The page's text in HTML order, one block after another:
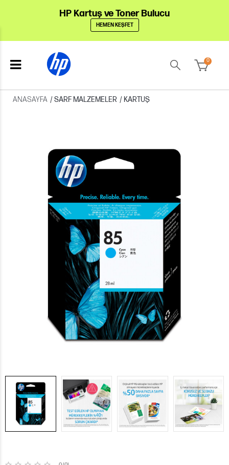
HP Kartuş ve Toner Bulucu
HEMEN KEŞFET
0
ANASAYFA /SARF MALZEMELER / KARTUŞ